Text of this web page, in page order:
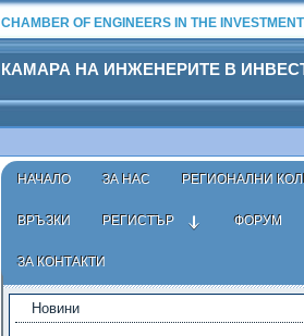
CHAMBER OF ENGINEERS IN THE
КАМАРА НА ИНЖЕНЕРИТЕ В
НАЧАЛО ЗА НАС РЕГИОНАЛНИ
ВРЪЗКИ РЕГИСТЪР ФОРУМ
ЗА КОНТАКТИ
ЕАСТ - АКТУАЛНО
Новини